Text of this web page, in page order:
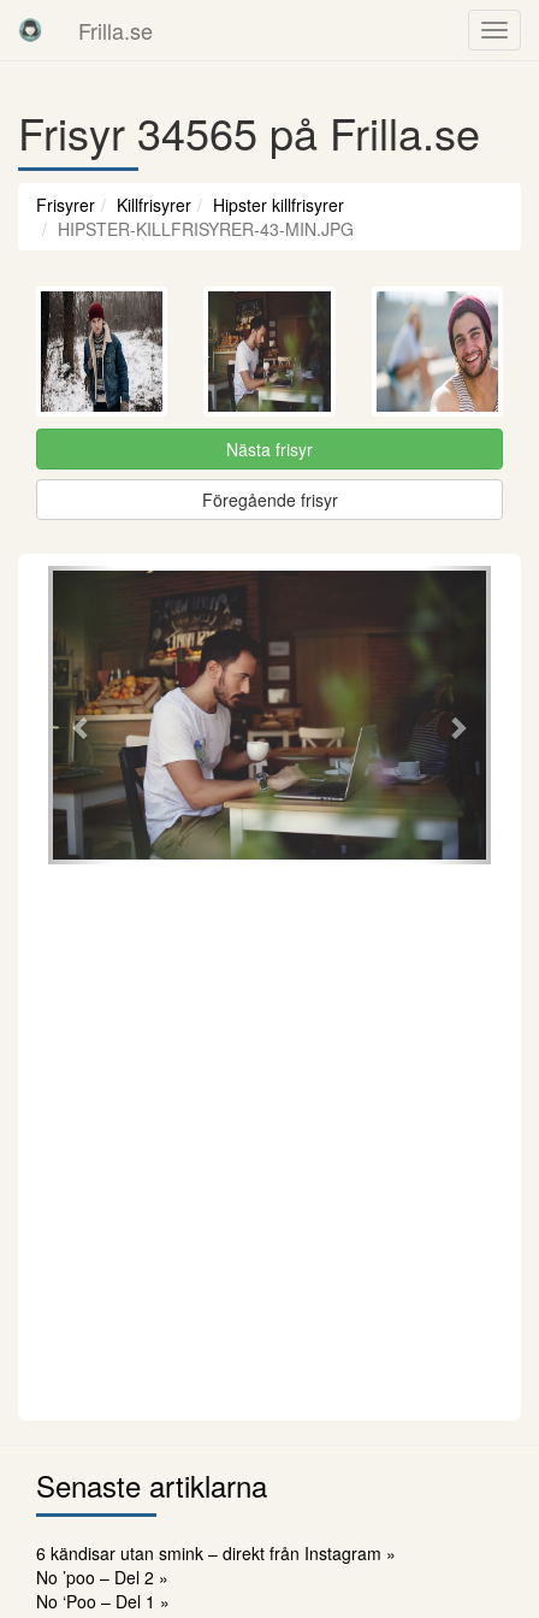
Frilla.se
Frisyr 34565 på Frilla.se
Frisyrer Killfrisyrer
Hipster killfrisyrer
HIPSTER-KILLFRISYRER-43-MIN.JPG
Nästa frisyr
Föregående frisyr
Föregående
Senaste artiklarna
6 kändisar utan smink – direkt från Instagram »
No ’poo – Del 2 »
No ‘Poo – Del 1 »